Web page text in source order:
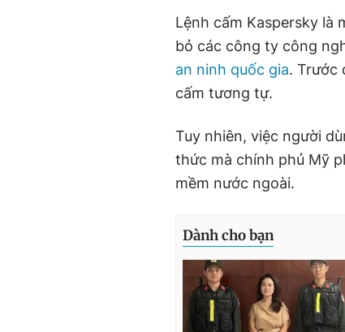
Lệnh cấm Kaspersky là
bỏ các công ty công
an ninh quốc gia. Trước
cấm tương tự.
Tuy nhiên, việc người
thức mà chính phủ Mỹ
mềm nước ngoài.